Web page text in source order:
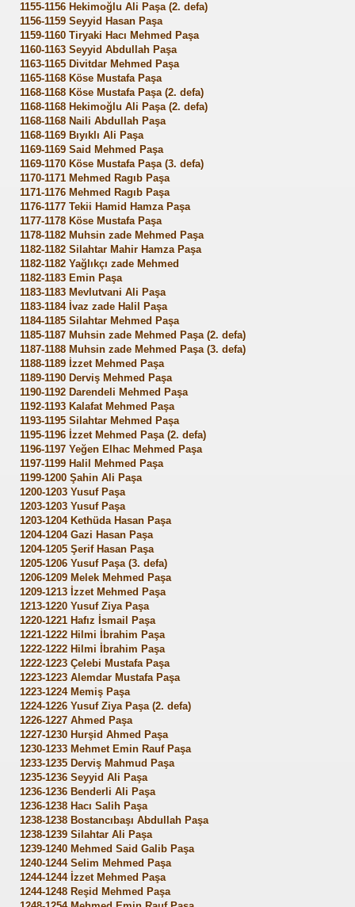
1155-1156 Hekimoğlu Ali Paşa (2. defa)
1156-1159 Seyyid Hasan Paşa
1159-1160 Tiryaki Hacı Mehmed Paşa
1160-1163 Seyyid Abdullah Paşa
1163-1165 Divitdar Mehmed Paşa
1165-1168 Köse Mustafa Paşa
1168-1168 Köse Mustafa Paşa (2. defa)
1168-1168 Hekimoğlu Ali Paşa (2. defa)
1168-1168 Naili Abdullah Paşa
1168-1169 Bıyıklı Ali Paşa
1169-1169 Said Mehmed Paşa
1169-1170 Köse Mustafa Paşa (3. defa)
1170-1171 Mehmed Ragıb Paşa
1171-1176 Mehmed Ragıb Paşa
1176-1177 Tekii Hamid Hamza Paşa
1177-1178 Köse Mustafa Paşa
1178-1182 Muhsin zade Mehmed Paşa
1182-1182 Silahtar Mahir Hamza Paşa
1182-1182 Yağlıkçı zade Mehmed
1182-1183 Emin Paşa
1183-1183 Mevlutvani Ali Paşa
1183-1184 İvaz zade Halil Paşa
1184-1185 Silahtar Mehmed Paşa
1185-1187 Muhsin zade Mehmed Paşa (2. defa)
1187-1188 Muhsin zade Mehmed Paşa (3. defa)
1188-1189 İzzet Mehmed Paşa
1189-1190 Derviş Mehmed Paşa
1190-1192 Darendeli Mehmed Paşa
1192-1193 Kalafat Mehmed Paşa
1193-1195 Silahtar Mehmed Paşa
1195-1196 İzzet Mehmed Paşa (2. defa)
1196-1197 Yeğen Elhac Mehmed Paşa
1197-1199 Halil Mehmed Paşa
1199-1200 Şahin Ali Paşa
1200-1203 Yusuf Paşa
1203-1203 Yusuf Paşa
1203-1204 Kethüda Hasan Paşa
1204-1204 Gazi Hasan Paşa
1204-1205 Şerif Hasan Paşa
1205-1206 Yusuf Paşa (3. defa)
1206-1209 Melek Mehmed Paşa
1209-1213 İzzet Mehmed Paşa
1213-1220 Yusuf Ziya Paşa
1220-1221 Hafız İsmail Paşa
1221-1222 Hilmi İbrahim Paşa
1222-1222 Hilmi İbrahim Paşa
1222-1223 Çelebi Mustafa Paşa
1223-1223 Alemdar Mustafa Paşa
1223-1224 Memiş Paşa
1224-1226 Yusuf Ziya Paşa (2. defa)
1226-1227 Ahmed Paşa
1227-1230 Hurşid Ahmed Paşa
1230-1233 Mehmet Emin Rauf Paşa
1233-1235 Derviş Mahmud Paşa
1235-1236 Seyyid Ali Paşa
1236-1236 Benderli Ali Paşa
1236-1238 Hacı Salih Paşa
1238-1238 Bostancıbaşı Abdullah Paşa
1238-1239 Silahtar Ali Paşa
1239-1240 Mehmed Said Galib Paşa
1240-1244 Selim Mehmed Paşa
1244-1244 İzzet Mehmed Paşa
1244-1248 Reşid Mehmed Paşa